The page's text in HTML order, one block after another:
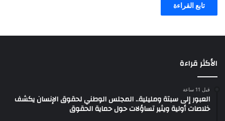
تابع القراءة
الأكثر قراءة
قبل 11 ساعة
العبور إلى سبتة ومليلية.. المجلس الوطني لحقوق الإنسان يكشف
خلاصات أولية ويثير تساؤلات حول حماية الحقوق